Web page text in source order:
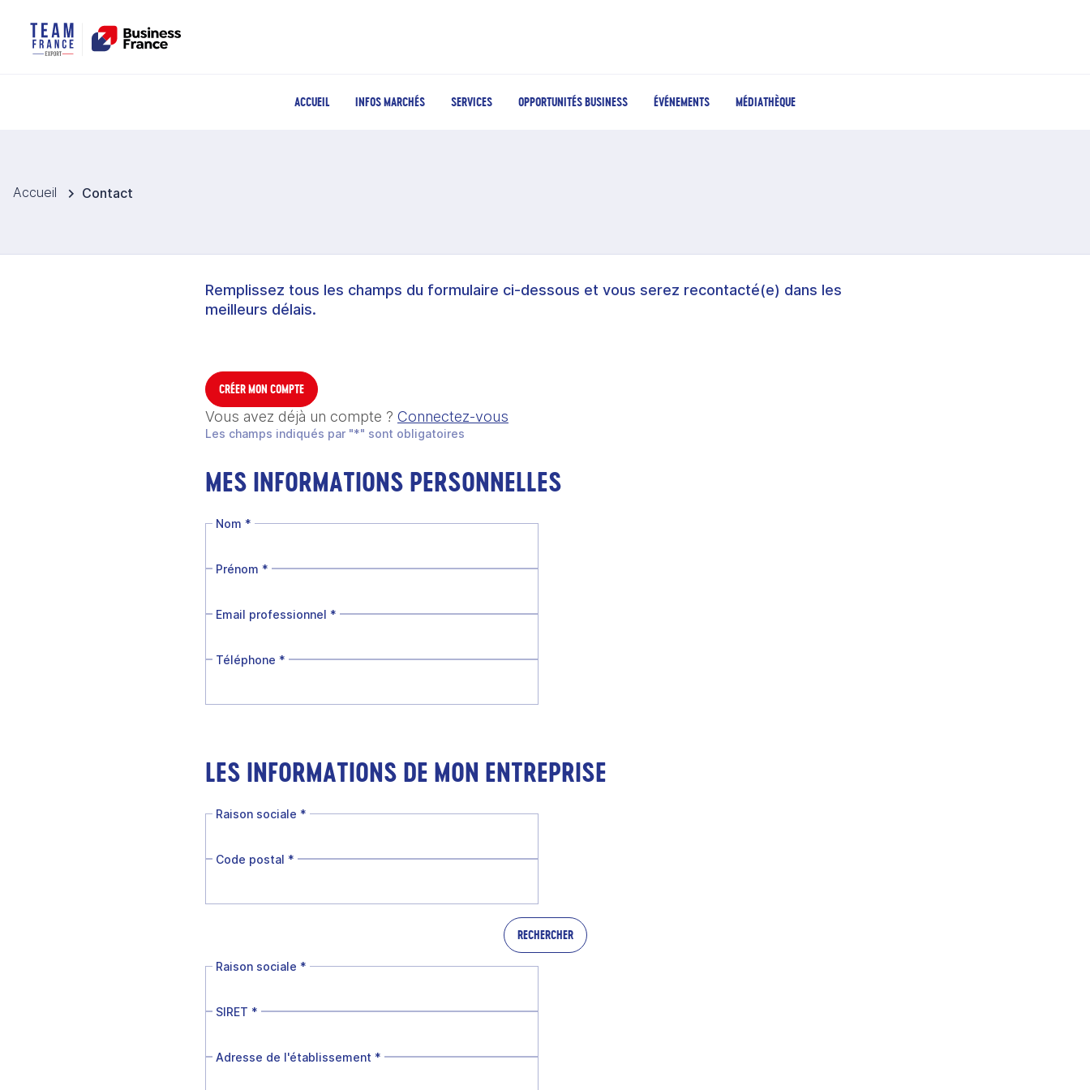
ACCUEIL INFOS MARCHÉS SERVICES OPPORTUNITÉS BUSINESS ÉVÉNEMENTS MÉDIATHÈQUE
Accueil Contact
Remplissez tous les champs du formulaire ci-dessous et vous serez recontacté(e) dans les
meilleurs délais.
CRÉER MON COMPTE
Vous avez déjà un compte ? Connectez-vous
Les champs indiqués par "*" sont obligatoires
MES INFORMATIONS PERSONNELLES
Nom *
Prénom *
Email professionnel *
Téléphone *
LES INFORMATIONS DE MON ENTREPRISE
Raison sociale *
Code postal *
RECHERCHER
Raison sociale *
SIRET *
Adresse de l'établissement *